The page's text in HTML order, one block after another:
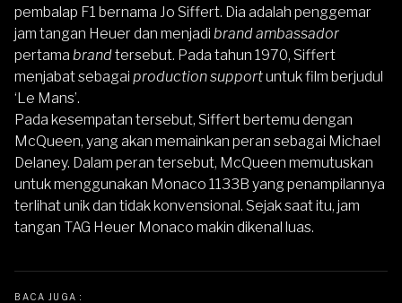
pembalap F1 bernama Jo Siffert. Dia adalah penggemar
jam tangan Heuer dan menjadi brand ambassador
pertama brandtersebut. Pada tahun 1970, Siffert
menjabat sebagai production supportuntuk film berjudul
‘Le Mans’.
Pada kesempatan tersebut, Siffert bertemu dengan
McQueen, yang akan memainkan peran sebagai Michael
Delaney. Dalam peran tersebut, McQueen memutuskan
untuk menggunakan Monaco 1133B yang penampilannya
terlihat unik dan tidak konvensional. Sejak saat itu, jam
tangan TAG Heuer Monaco makin dikenal luas.
BACA JUGA :